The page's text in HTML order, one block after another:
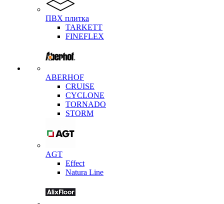
ПВХ плитка
TARKETT
FINEFLEX
ABERHOF
CRUISE
CYCLONE
TORNADO
STORM
AGT
Effect
Natura Line